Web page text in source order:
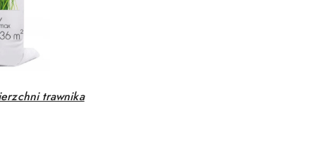
trawnika